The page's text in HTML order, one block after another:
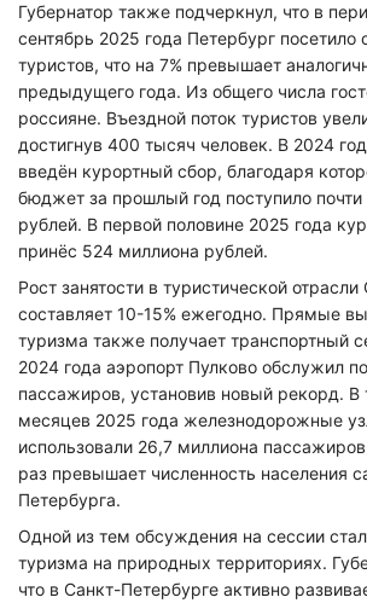
Губернатор также подчеркнул, что в
сентябрь 2025 года Петербург посетило
туристов, что на 7% превышает
предыдущего года. Из общего числа
россияне. Въездной поток туристов
достигнув 400 тысяч человек. В 2024
введён курортный сбор, благодаря
бюджет за прошлый год поступило
рублей. В первой половине 2025 года
принёс 524 миллиона рублей.
Рост занятости в туристической
составляет 10-15% ежегодно. Прямые
туризма также получает транспортный
2024 года аэропорт Пулково обслужил
пассажиров, установив новый рекорд. В
месяцев 2025 года железнодорожные
использовали 26,7 миллиона
раз превышает численность населения
Петербурга.
Одной из тем обсуждения на сессии
туризма на природных территориях.
что в Санкт-Петербурге активно